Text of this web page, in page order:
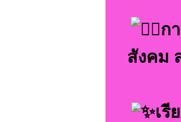
ก
สังคม
เรี